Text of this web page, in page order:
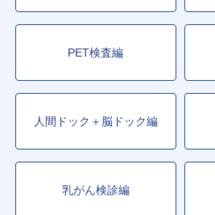
PET検査編
人間ドック＋脳ドック編
乳がん検診編